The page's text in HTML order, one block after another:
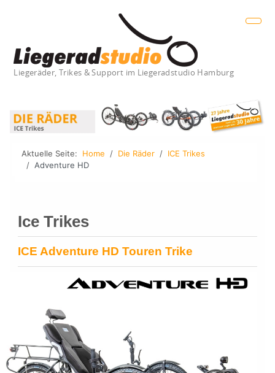
Liegeräder, Trikes & Support im Liegeradstudio Hamburg
Aktuelle Seite: Home Die Räder
ICE Trikes
Adventure HD
Ice Trikes
ICE Adventure HD Touren Trike